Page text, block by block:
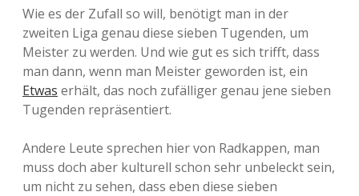
Wie es der Zufall so will, benötigt man in der
zweiten Liga genau diese sieben Tugenden, um
Meister zu werden. Und wie gut es sich trifft, dass
man dann, wenn man Meister geworden ist, ein
Etwas erhält, das noch zufälliger genau jene sieben
Tugenden repräsentiert.
Andere Leute sprechen hier von Radkappen, man
muss doch aber kulturell schon sehr unbeleckt sein,
um nicht zu sehen, dass eben diese sieben